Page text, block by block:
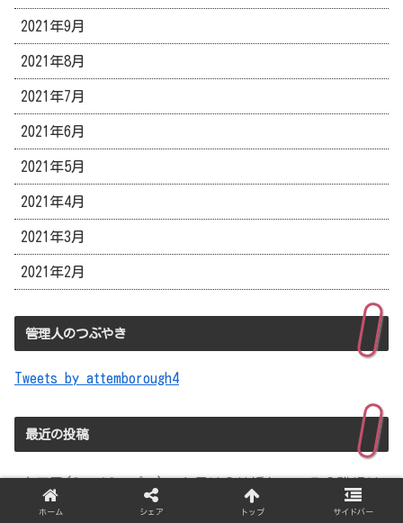
2021年9月
2021年8月
2021年7月
2021年6月
2021年5月
2021年4月
2021年3月
2021年2月
管理人のつぶやき
Tweets by attemborough4
最近の投稿
佐賀県のどこ？
ホーム シェア トップ サイドバー